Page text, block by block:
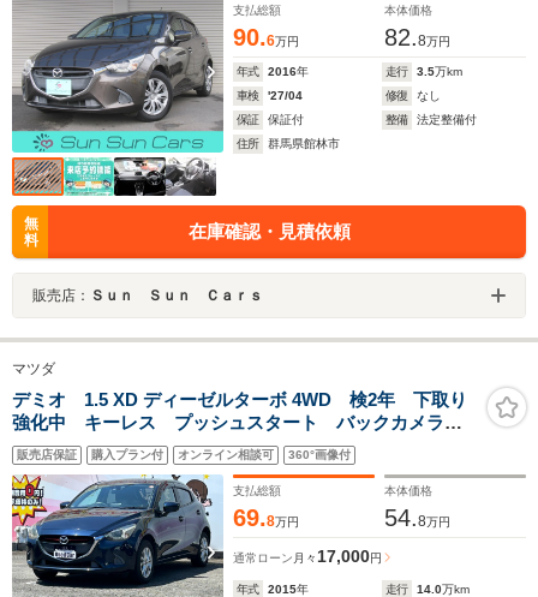
支払総額
90.6万円
本体価格
82.8万円
年式 2016年 走行 3.5万km
車検
'27/04 修復
なし
保証
保証付 整備
法定整備付
住所
群馬県館林市
無
料
在庫確認・見積依頼
販売店： Ｓｕｎ Ｓｕｎ Ｃａｒｓ
マツダ
デミオ 1.5 XD ディーゼルターボ 4WD 検2年 下取り
強化中 キーレス プッシュスタート バックカメラ
純正ナビ DVD再生 CD再生 USB接続 ETC 純正ア
ルミホイール ディーゼルターボ 4WD
販売店保証 購入プラン付 オンライン相談可 360°画像付
支払総額
69.8万円
本体価格
54.8万円
通常ローン 月々 17,000円
年式 2015年 走行 14.0万km